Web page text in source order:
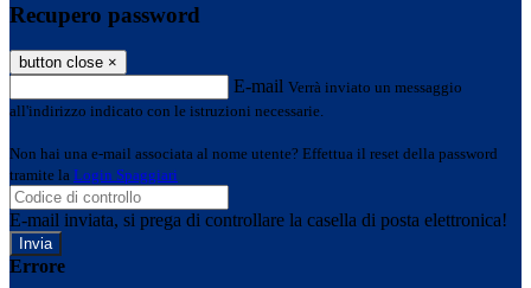
Recupero password
button close ×
E-mail Verrà inviato un messaggio
all'indirizzo indicato con le istruzioni necessarie.
Non hai una e-mail associata al nome utente? Effettua il reset della password
tramite la Login Spaggiari
E-mail inviata, si prega di controllare la casella di posta elettronica!
Errore